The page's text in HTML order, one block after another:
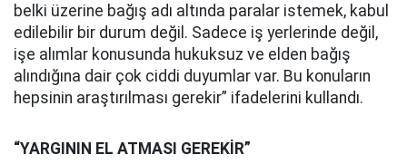
belki üzerine bağış adı altında paralar istemek, kabul
edilebilir bir durum değil. Sadece iş yerlerinde değil,
işe alımlar konusunda hukuksuz ve elden bağış
alındığına dair çok ciddi duyumlar var. Bu konuların
hepsinin araştırılması gerekir” ifadelerini kullandı.
“YARGININ EL ATMASI GEREKİR”